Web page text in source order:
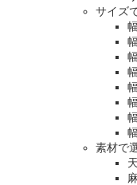
サイズ
素材で